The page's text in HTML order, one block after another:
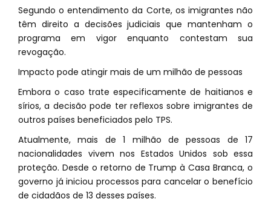
Segundo o entendimento da Corte, os imigrantes não
têm direito a decisões judiciais que mantenham o
programa em vigor enquanto contestam sua
revogação.
Impacto pode atingir mais de um milhão de pessoas
Embora o caso trate especificamente de haitianos e
sírios, a decisão pode ter reflexos sobre imigrantes de
outros países beneficiados pelo TPS.
Atualmente, mais de 1 milhão de pessoas de 17
nacionalidades vivem nos Estados Unidos sob essa
proteção. Desde o retorno de Trump à Casa Branca, o
governo já iniciou processos para cancelar o benefício
de cidadãos de 13 desses países.